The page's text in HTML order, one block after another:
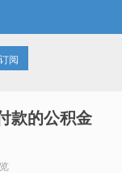
订阅
款的公积金